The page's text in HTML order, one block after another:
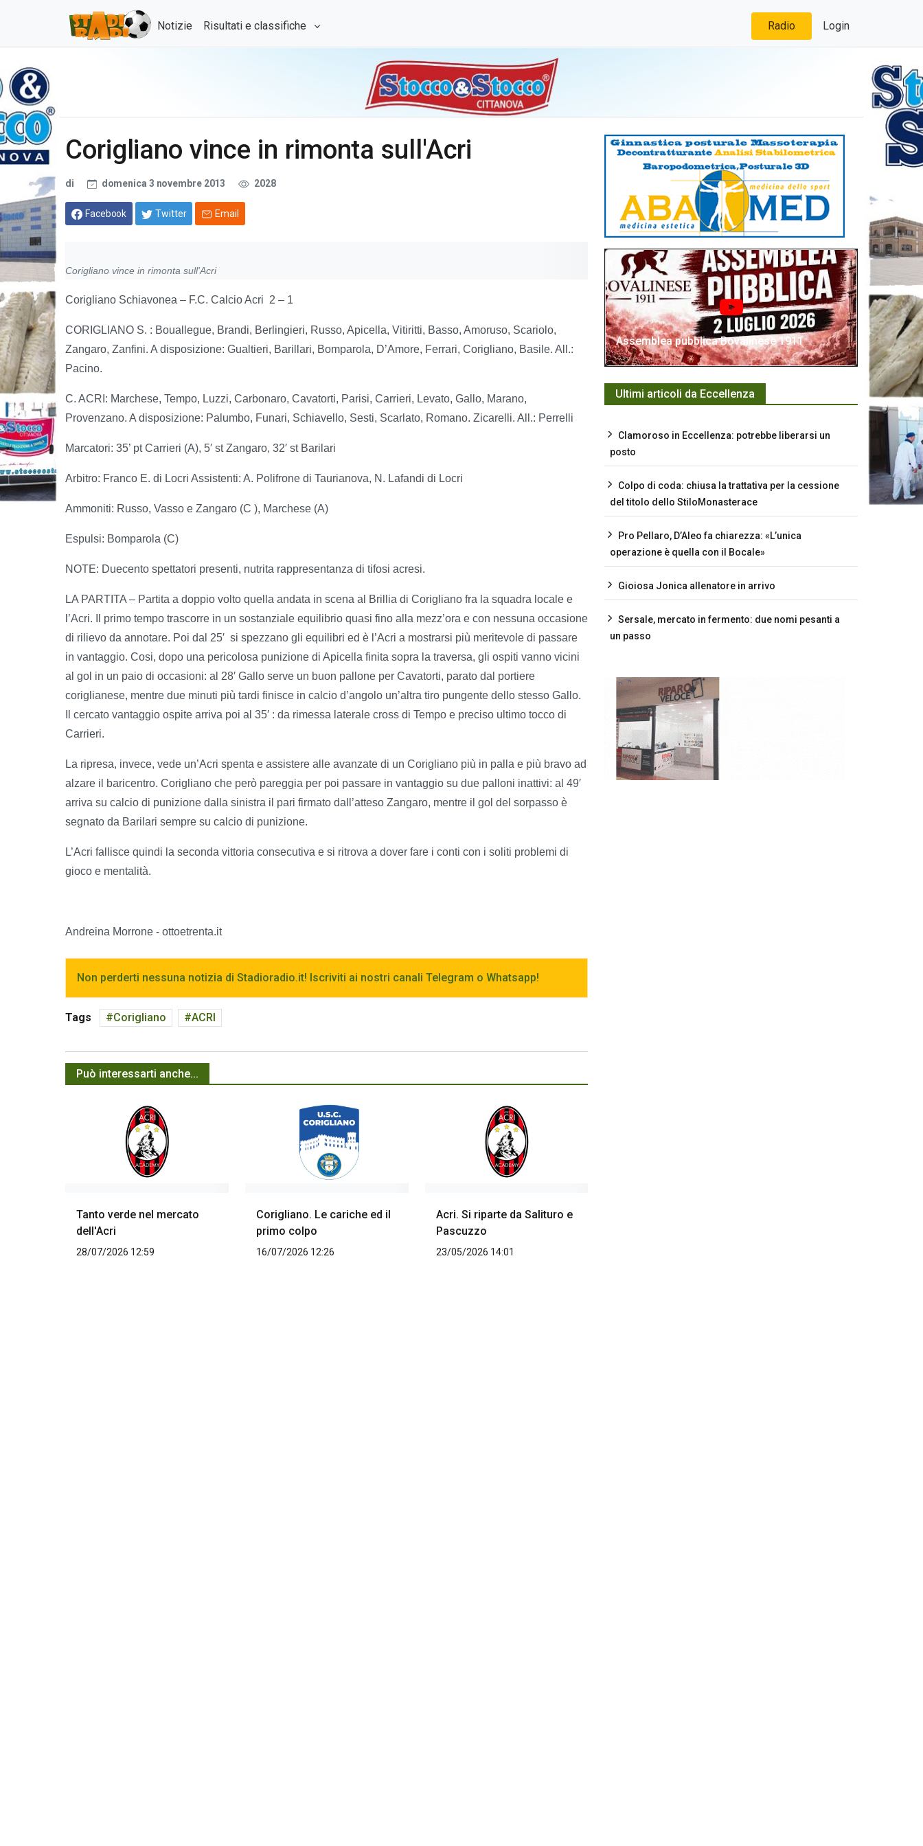
Notizie Risultati e classifiche Radio Login
Corigliano vince in rimonta sull'Acri
di domenica 3 novembre 2013 2028
Facebook Twitter Email
Corigliano vince in rimonta sull'Acri
Corigliano Schiavonea – F.C. Calcio Acri 2 – 1
CORIGLIANO S. : Bouallegue, Brandi, Berlingieri, Russo, Apicella, Vitiritti, Basso, Amoruso, Scariolo,
Zangaro, Zanfini. A disposizione: Gualtieri, Barillari, Bomparola, D’Amore, Ferrari, Corigliano, Basile. All.:
Pacino.
C. ACRI: Marchese, Tempo, Luzzi, Carbonaro, Cavatorti, Parisi, Carrieri, Levato, Gallo, Marano,
Provenzano. A disposizione: Palumbo, Funari, Schiavello, Sesti, Scarlato, Romano. Zicarelli. All.: Perrelli
Marcatori: 35’ pt Carrieri (A), 5′ st Zangaro, 32′ st Barilari
Arbitro: Franco E. di Locri Assistenti: A. Polifrone di Taurianova, N. Lafandi di Locri
Ammoniti: Russo, Vasso e Zangaro (C ), Marchese (A)
Espulsi: Bomparola (C)
NOTE: Duecento spettatori presenti, nutrita rappresentanza di tifosi acresi.
LA PARTITA – Partita a doppio volto quella andata in scena al Brillia di Corigliano fra la squadra locale e
l’Acri. Il primo tempo trascorre in un sostanziale equilibrio quasi fino alla mezz’ora e con nessuna occasione
di rilievo da annotare. Poi dal 25′ si spezzano gli equilibri ed è l’Acri a mostrarsi più meritevole di passare
in vantaggio. Cosi, dopo una pericolosa punizione di Apicella finita sopra la traversa, gli ospiti vanno vicini
al gol in un paio di occasioni: al 28′ Gallo serve un buon pallone per Cavatorti, parato dal portiere
coriglianese, mentre due minuti più tardi finisce in calcio d’angolo un’altra tiro pungente dello stesso Gallo.
Il cercato vantaggio ospite arriva poi al 35′ : da rimessa laterale cross di Tempo e preciso ultimo tocco di
Carrieri.
La ripresa, invece, vede un’Acri spenta e assistere alle avanzate di un Corigliano più in palla e più bravo ad
alzare il baricentro. Corigliano che però pareggia per poi passare in vantaggio su due palloni inattivi: al 49′
arriva su calcio di punizione dalla sinistra il pari firmato dall’atteso Zangaro, mentre il gol del sorpasso è
segnato da Barilari sempre su calcio di punizione.
L’Acri fallisce quindi la seconda vittoria consecutiva e si ritrova a dover fare i conti con i soliti problemi di
gioco e mentalità.
Andreina Morrone - ottoetrenta.it
Non perderti nessuna notizia di Stadioradio.it! Iscriviti ai nostri canali Telegram o Whatsapp!
Tags Corigliano ACRI
Può interessarti anche...
Tanto verde nel mercato
dell'Acri
28/07/2026 12:59
Corigliano. Le cariche ed il
primo colpo
16/07/2026 12:26
Acri. Si riparte da Salituro e
Pascuzzo
23/05/2026 14:01
Assemblea pubblica Bovalinese 1911
Ultimi articoli da Eccellenza
Clamoroso in Eccellenza: potrebbe liberarsi un
posto
Colpo di coda: chiusa la trattativa per la cessione
del titolo dello StiloMonasterace
Pro Pellaro, D’Aleo fa chiarezza: «L’unica
operazione è quella con il Bocale»
Gioiosa Jonica allenatore in arrivo
Sersale, mercato in fermento: due nomi pesanti a
un passo